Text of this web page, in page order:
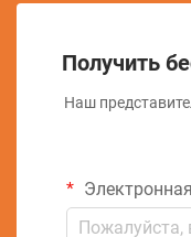
Получить
Наш